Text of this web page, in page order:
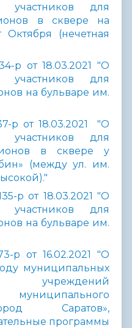
участников для
в сквере на
(нечетная
р от 18.03.2021 "О
участников для
на бульваре им.
р от 18.03.2021 "О
участников для
в сквере у
(между ул. им.
р от 18.03.2021 "О
участников для
на бульваре им.
р от 16.02.2021 "О
муниципальных
учреждений
муниципального
Саратов»,
программы